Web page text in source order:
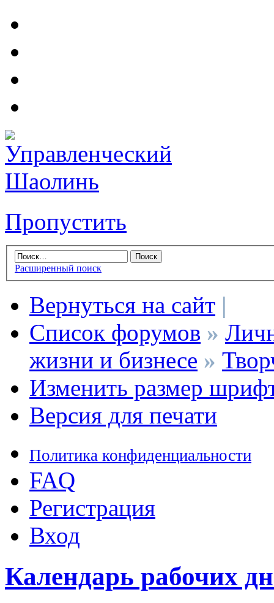
Пропустить
Расширенный поиск
Вернуться на сайт |
Список форумов »
жизни и бизнесе »
Изменить размер
Версия для печати
Политика конфиденциальности
FAQ
Регистрация
Вход
Календарь рабочих